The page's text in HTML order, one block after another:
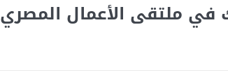
في ملتقى الأعمال المصري